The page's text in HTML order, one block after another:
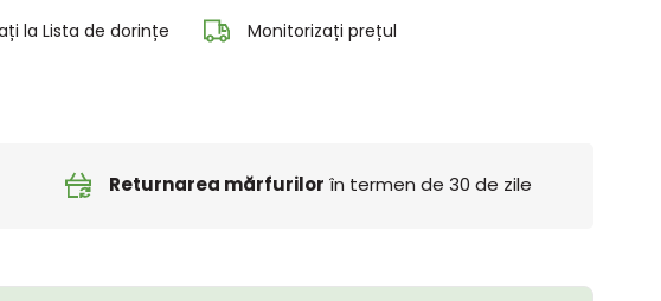
la Lista de dorințe Monitorizați prețul
Returnarea mărfurilor în termen de 30 de zile